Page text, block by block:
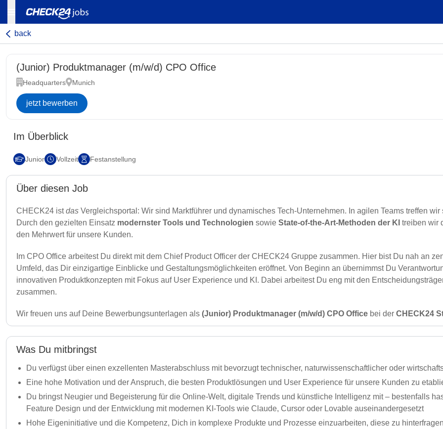
back
(Junior) Produktmanager (m/w/d) CPO Office
Headquarters Munich
jetzt bewerben
Im Überblick
Junior Vollzeit Festanstellung
Über diesen Job
CHECK24 istdas Vergleichsportal: Wir sind Marktführer und dynamisches Tech‑Unternehmen. In agilen Teams treffen
Durch den gezielten Einsatz modernster Tools und Technologien sowie State-of-the-Art-Methoden der KI treiben wir
den Mehrwert für unsere Kunden.
Im CPO Office arbeitest Du direkt mit dem Chief Product Officer der CHECK24 Gruppe zusammen. Hier bist Du nah an
Umfeld, das Dir einzigartige Einblicke und Gestaltungsmöglichkeiten eröffnet. Von Beginn an übernimmst Du
innovativen Produktkonzepten mit Fokus auf User Experience und KI. Dabei arbeitest Du eng mit den
zusammen.
Wir freuen uns auf Deine Bewerbungsunterlagen als (Junior) Produktmanager (m/w/d) CPO Office bei der CHECK24
Was Du mitbringst
Du verfügst über einen exzellenten Masterabschluss mit bevorzugt technischer, naturwissenschaftlicher oder
Eine hohe Motivation und der Anspruch, die besten Produktlösungen und User Experience für unsere Kunden zu
Du bringst Neugier und Begeisterung für die Online-Welt, digitale Trends und künstliche Intelligenz mit – bestenfalls
Feature Design und der Entwicklung mit modernen KI-Tools wie Claude, Cursor oder Lovable auseinandergesetzt
Hohe Eigeninitiative und die Kompetenz, Dich in komplexe Produkte und Prozesse einzuarbeiten, diese zu